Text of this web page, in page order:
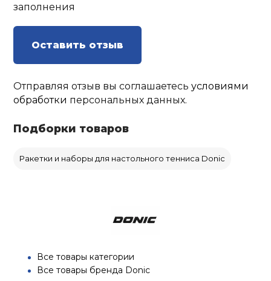
заполнения
Оставить отзыв
Отправляя отзыв вы соглашаетесьусловиями
обработки персональных данных.
Подборки товаров
Ракетки и наборы для настольного тенниса Donic
Все товары категории
Все товары бренда Donic